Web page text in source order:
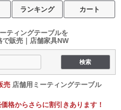
ランキング カート
ティングテーブルを
で販売｜店舗家具NW
売 店舗用ミーティングテーブル
格からさらに割引きあります！